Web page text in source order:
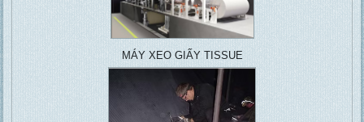
MÁY XEO GIẤY TISSUE